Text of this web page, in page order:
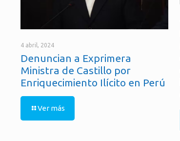
4 abril, 2024
Denuncian a Exprimera
Ministra de Castillo por
Enriquecimiento Ilícito en Perú
Ver más